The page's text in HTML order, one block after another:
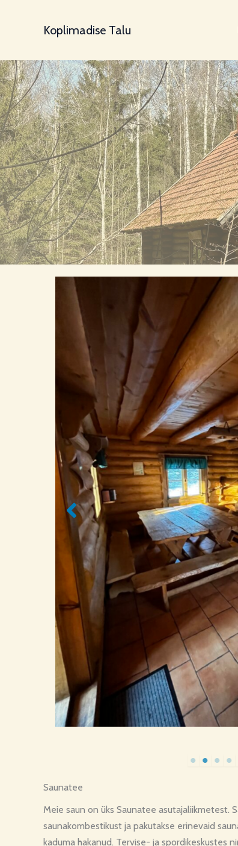
Koplimadise Talu
Saunatee
Meie saun on üks Saunatee asutajaliikmetest.
saunakombestikust ja pakutakse erinevaid
kaduma hakanud. Tervise- ja spordikeskustes